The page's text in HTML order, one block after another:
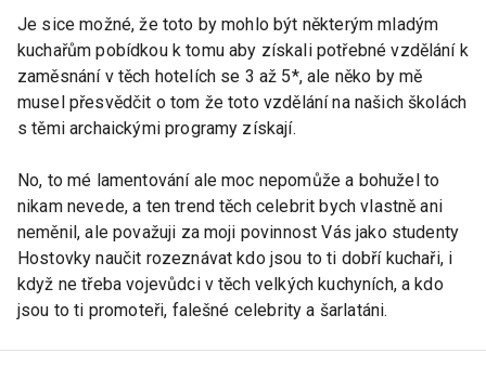
Je sice možné, že toto by mohlo být některým mladým
kuchařům pobídkou k tomu aby získali potřebné vzdělání k
zaměsnání v těch hotelích se 3 až 5*, ale něko by mě
musel přesvědčit o tom že toto vzdělání na našich školách
s těmi archaickými programy získají.
No, to mé lamentování ale moc nepomůže a bohužel to
nikam nevede, a ten trend těch celebrit bych vlastně ani
neměnil, ale považuji za moji povinnost Vás jako studenty
Hostovky naučit rozeznávat kdo jsou to ti dobří kuchaři, i
když ne třeba vojevůdci v těch velkých kuchyních, a kdo
jsou to ti promoteři, falešné celebrity a šarlatáni.